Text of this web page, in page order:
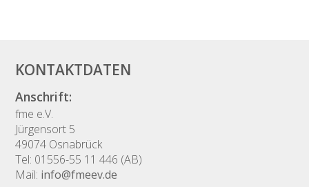
KONTAKTDATEN
Anschrift:
fme e.V.
Jürgensort 5
49074 Osnabrück
Tel: 01556-55 11 446 (AB)
Mail: info@fmeev.de